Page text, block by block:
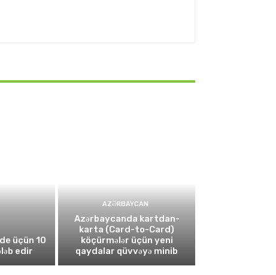
üçün 10
edir
AZƏRBAYCAN
Azərbaycanda kartdan-
karta (Card-to-Card)
köçürmələr üçün yeni
qaydalar qüvvəyə minib